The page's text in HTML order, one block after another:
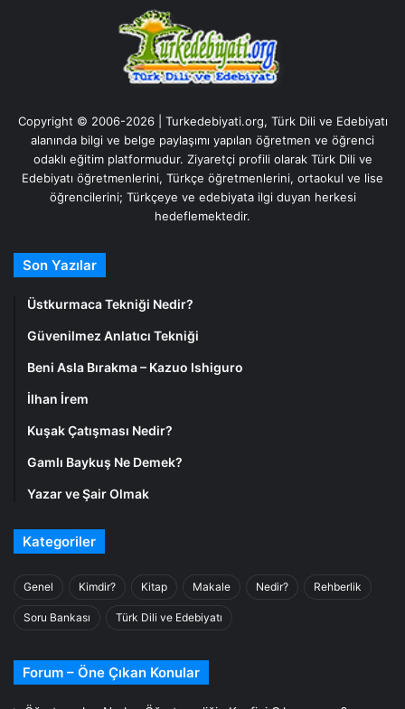
Copyright © 2006-2026 | Turkedebiyati.org, Türk Dili ve Edebiyatı
alanında bilgi ve belge paylaşımı yapılan öğretmen ve öğrenci
odaklı eğitim platformudur. Ziyaretçi profili olarak Türk Dili ve
Edebiyatı öğretmenlerini, Türkçe öğretmenlerini, ortaokul ve lise
öğrencilerini; Türkçeye ve edebiyata ilgi duyan herkesi
hedeflemektedir.
Son Yazılar
Üstkurmaca Tekniği Nedir?
Güvenilmez Anlatıcı Tekniği
Beni Asla Bırakma – Kazuo Ishiguro
İlhan İrem
Kuşak Çatışması Nedir?
Gamlı Baykuş Ne Demek?
Yazar ve Şair Olmak
Kategoriler
Genel Kimdir? Kitap Makale Nedir? Rehberlik
Soru Bankası Türk Dili ve Edebiyatı
Forum – Öne Çıkan Konular